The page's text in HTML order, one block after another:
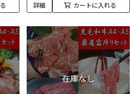
詳細 カートに入れる